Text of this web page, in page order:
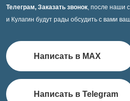
Телеграм, Заказать звонок, после наши
и Кулагин будут рады обсудить с вами
Написать в MAX
Написать в Telegram